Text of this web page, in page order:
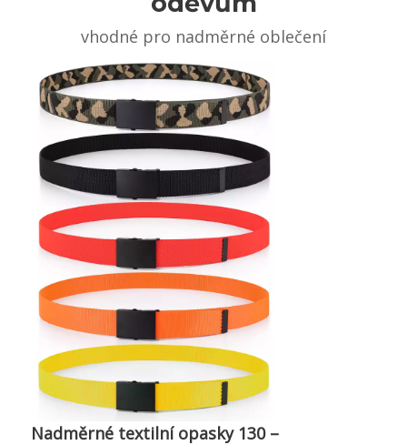
vhodné pro nadměrné oblečení
Nadměrné textilní opasky 130 –